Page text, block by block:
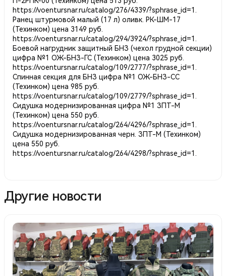
https://voentursnar.ru/catalog/276/4339/?sphrase_id=1 .
Ранец штурмовой малый (17 л) оливк. РК-ШМ-17
(Техинком) цена 3149 руб.
https://voentursnar.ru/catalog/294/3924/?sphrase_id=1 .
Боевой нагрудник защитный БНЗ (чехол грудной секции)
цифра №1 ОЖ-БНЗ-ГС (Техинком) цена 3025 руб.
https://voentursnar.ru/catalog/109/2777/?sphrase_id=1 .
Спинная секция для БНЗ цифра №1 ОЖ-БНЗ-СС
(Техинком) цена 985 руб.
https://voentursnar.ru/catalog/109/2779/?sphrase_id=1 .
Сидушка модернизированная цифра №1 ЗПТ-М
(Техинком) цена 550 руб.
https://voentursnar.ru/catalog/264/4296/?sphrase_id=1 .
Сидушка модернизированная черн. ЗПТ-М (Техинком)
цена 550 руб.
https://voentursnar.ru/catalog/264/4298/?sphrase_id=1 .
Другие новости